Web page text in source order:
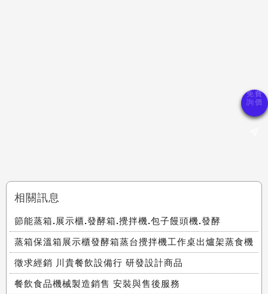
相關訊息
節能蒸箱.展示櫃.發酵箱.攪拌機.包子饅頭機.發酵
蒸箱保溫箱展示櫃發酵箱蒸台攪拌機工作桌出爐架蒸食機
徵求經銷 川貴餐飲設備行 研發設計商品
餐飲食品機械製造銷售 安裝與售後服務